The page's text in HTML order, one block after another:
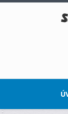
Přejít k hlavnímu